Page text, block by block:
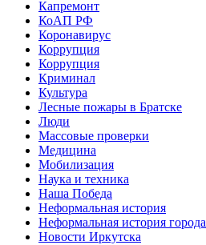
Капремонт
КоАП РФ
Коронавирус
Коррупция
Коррупция
Криминал
Культура
Лесные пожары в Братске
Люди
Массовые проверки
Медицина
Мобилизация
Наука и техника
Наша Победа
Неформальная история
Неформальная история города
Новости Иркутска